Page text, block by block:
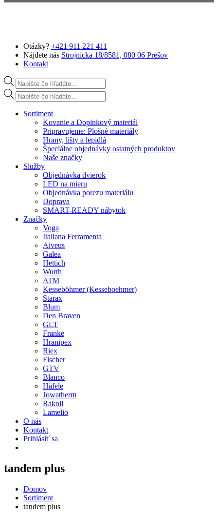
Otázky? +421 911 221 411
Nájdete nás Strojnícka 18/8581, 080 06 Prešov
Kontakt
Products search
Products search
Sortiment
Kovanie a Doplnkový materiál
Pripravujeme: Plošné materiály
Hrany, lišty a lepidlá
Špeciálne objednávky ostatných produktov
Naše značky
Služby
Objednávka dvierok
LED na mieru
Objednávka porezu materiálu
Doprava
SMART-READY nábytok
Značky
Voga
Italiana Ferramenta
Alveus
Galea
Hettich
Wurth
ATM
Kesseböhmer (Kesseboehmer)
Starax
Blum
Den Braven
GLT
Franke
Hranipex
Riex
Fischer
GTV
Blanco
Häfele
Jowatherm
Rakoll
Lamelio
O nás
Kontakt
Prihlásiť sa
tandem plus
Domov
Sortiment
tandem plus